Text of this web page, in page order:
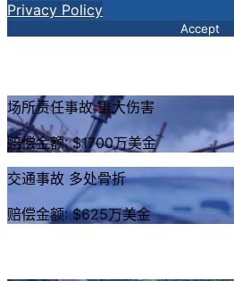
Privacy Policy
Accept
场所责任事故 重大伤害
赔偿金额: $1700万美金
交通事故 多处骨折
赔偿金额: $625万美金